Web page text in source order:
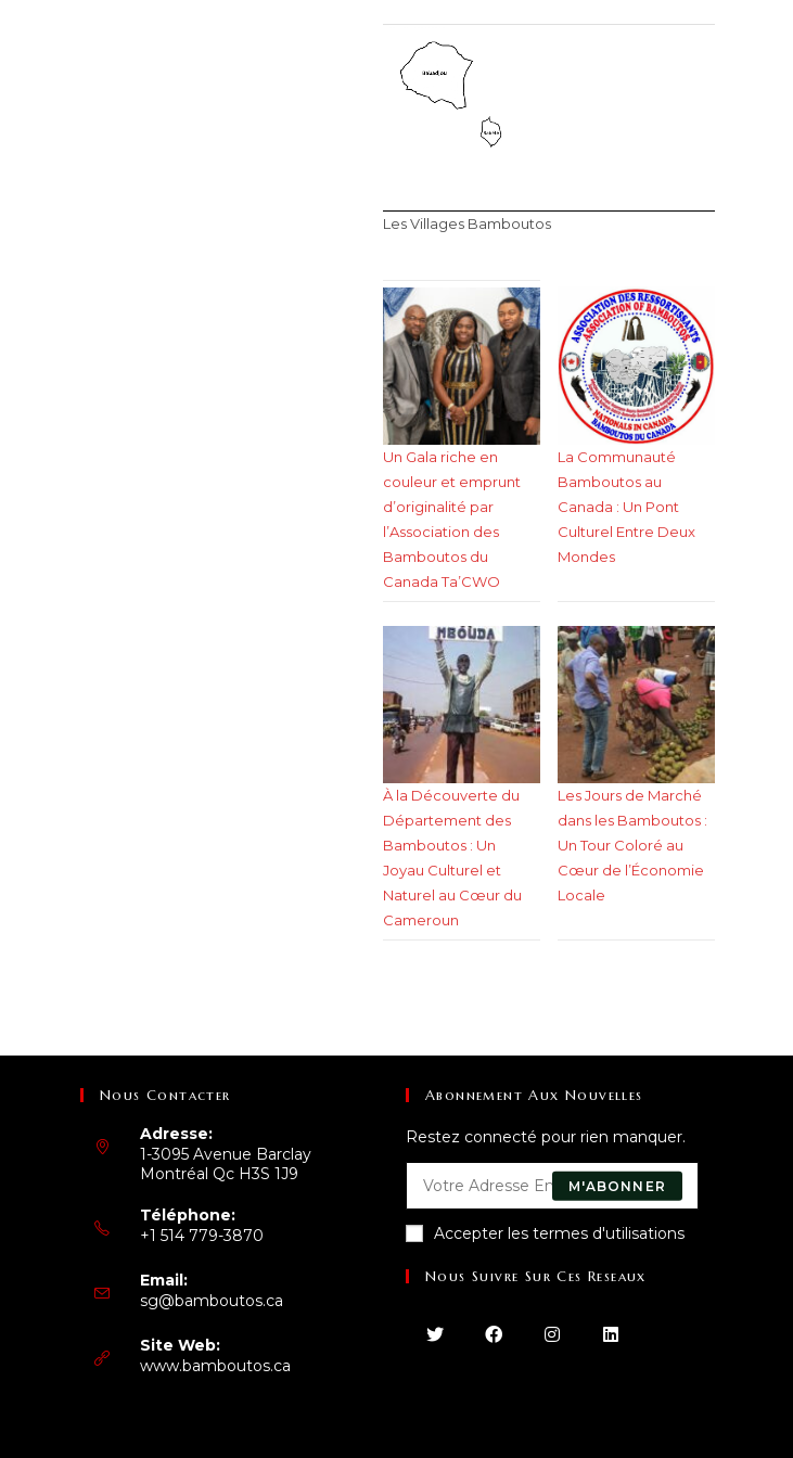
Les Villages Bamboutos
Un Gala riche en
couleur et emprunt
d’originalité par
l’Association des
Bamboutos du
Canada Ta’CWO
La Communauté
Bamboutos au
Canada : Un Pont
Culturel Entre Deux
Mondes
À la Découverte du
Département des
Bamboutos : Un
Joyau Culturel et
Naturel au Cœur du
Cameroun
Les Jours de Marché
dans les Bamboutos :
Un Tour Coloré au
Cœur de l’Économie
Locale
Nous Contacter
Adresse:
1-3095 Avenue Barclay
Montréal Qc H3S 1J9
Téléphone:
+1 514 779-3870
dans
votre
application
Email:
sg@bamboutos.ca
application
Site Web:
www.bamboutos.ca
Abonnement Aux Nouvelles
Restez connecté pour rien manquer.
M'ABONNER
Accepter les termes d'utilisations
Nous Suivre Sur Ces Reseaux